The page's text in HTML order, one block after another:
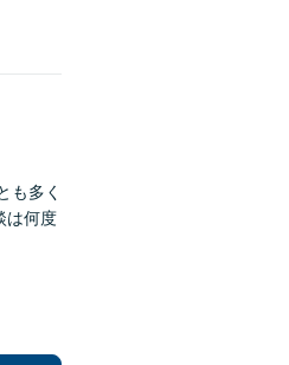
も多く
は何度